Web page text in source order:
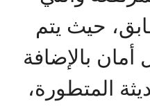
إلى 30 طابق، حيث يتم
بالإضافة
المتطورة،